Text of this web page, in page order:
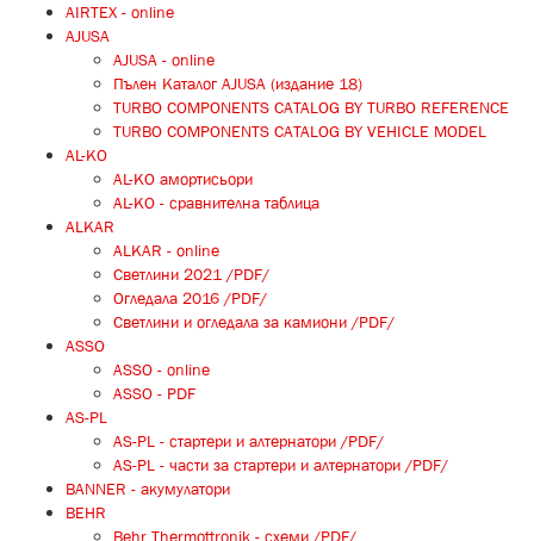
AIRTEX - online
AJUSA
AJUSA - online
Пълен Каталог AJUSA (издание 18)
TURBO COMPONENTS CATALOG BY TURBO REFERENCE
TURBO COMPONENTS CATALOG BY VEHICLE MODEL
AL-KO
AL-KO амортисьори
AL-KO - сравнителна таблица
ALKAR
ALKAR - online
Светлини 2021 /PDF/
Огледала 2016 /PDF/
Светлини и огледала за камиони /PDF/
ASSO
ASSO - online
ASSO - PDF
AS-PL
AS-PL - стартери и алтернатори /PDF/
AS-PL - части за стартери и алтернатори /PDF/
BANNER - акумулатори
BEHR
Behr Thermottronik - схеми /PDF/